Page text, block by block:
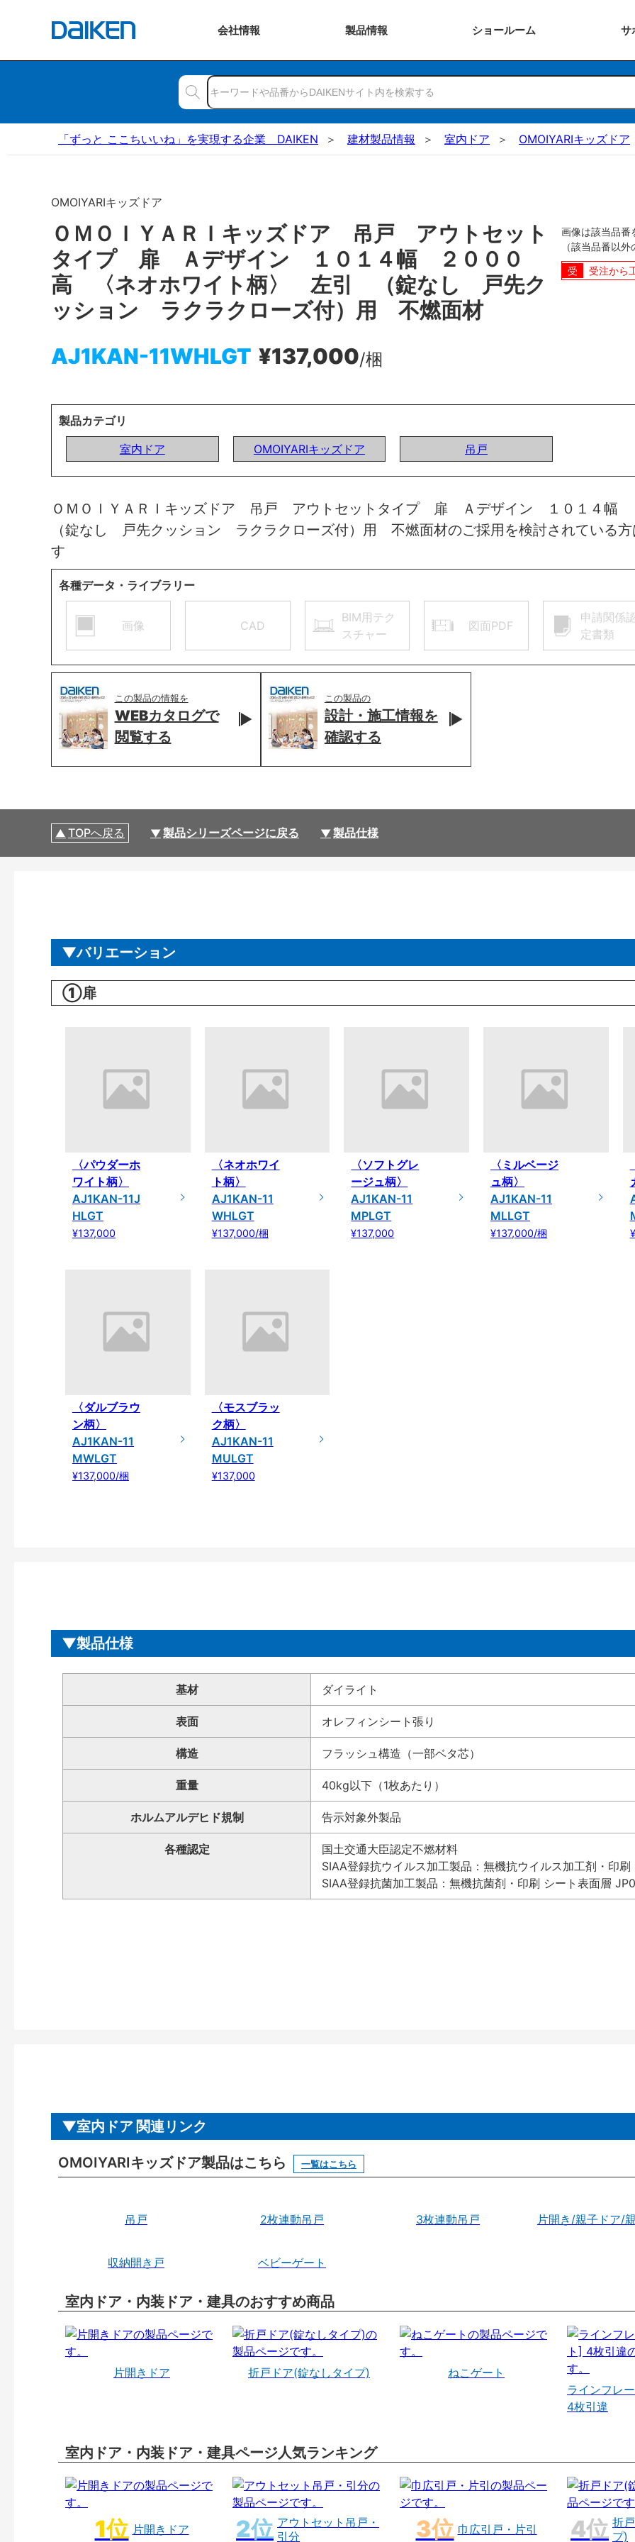
会社情報 製品情報 ショールーム サ
「ずっと ここちいいね」を実現する企業 DAIKEN 建材製品情報 室内ドア OMOIYARIキッズドア
OMOIYARIキッズドア
ＯＭＯＩＹＡＲＩキッズドア 吊戸 アウトセット
タイプ 扉 Ａデザイン １０１４幅 ２０００
高 〈ネオホワイト柄〉 左引 （錠なし 戸先ク
ッション ラクラクローズ付）用 不燃面材
AJ1KAN-11WHLGT ¥137,000/梱
画像は該当品番
（該当品番以
受注から
製品カテゴリ
室内ドア
OMOIYARIキッズドア 吊戸
ＯＭＯＩＹＡＲＩキッズドア 吊戸 アウトセットタイプ 扉 Ａデザイン １０１４
（錠なし 戸先クッション ラクラクローズ付）用 不燃面材のご採用を検討されている方
す
各種データ・ライブラリー
画像 CAD
BIM用テク
スチャー
図面PDF
申請関係
定書類
この製品の情報を
WEBカタログで
閲覧する
この製品の
設計・施工情報を
確認する
TOPへ戻る 製品シリーズページに戻る 製品仕様
バリエーション
①扉
〈パウダーホ
ワイト柄〉
AJ1KAN-11J
HLGT
¥137,000
〈ネオホワイ
ト柄〉
AJ1KAN-11
WHLGT
¥137,000/梱
〈ソフトグレ
ージュ柄〉
AJ1KAN-11
MPLGT
¥137,000
〈ミルベージ
ュ柄〉
AJ1KAN-11
MLLGT
¥137,000/梱
〈ダルブラウ
ン柄〉
AJ1KAN-11
MWLGT
¥137,000/梱
〈モスブラッ
ク柄〉
AJ1KAN-11
MULGT
¥137,000
製品仕様
基材 ダイライト
表面 オレフィンシート張り
構造 フラッシュ構造（一部ベタ芯）
重量 40kg以下（1枚あたり）
ホルムアルデヒド規制 告示対象外製品
各種認定
国土交通大臣認定不燃材料
SIAA登録抗ウイルス加工製品：無機抗ウイルス加工剤・印
SIAA登録抗菌加工製品：無機抗菌剤・印刷 シート表面層
室内ドア 関連リンク
OMOIYARIキッズドア製品はこちら 一覧はこちら
吊戸 2枚連動吊戸 3枚連動吊戸 片開き/親子ドア/
収納開き戸 ベビーゲート
室内ドア・内装ドア・建具のおすすめ商品
片開きドア 折戸ドア(錠なしタイプ)
ねこゲート
ラインフレ
4枚引違
室内ドア・内装ドア・建具ページ人気ランキング
片開きドア
アウトセット吊戸・
引分
巾広引戸・片引
折
プ)